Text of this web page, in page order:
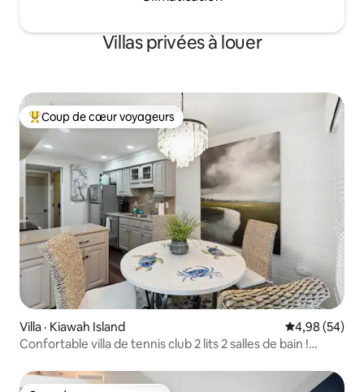
Villas privées à louer
Coup de cœur voyageurs parmi les plus aimés
Coup de cœur voyageurs
Villa · Kiawah Island Note
4,98 (54)
Confortable villa de tennis club 2 lits 2 salles de bain !